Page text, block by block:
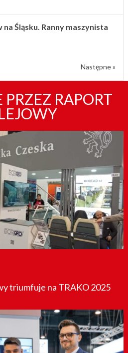
Śląsku. Ranny maszynista
Następne »
PRZEZ RAPORT
triumfuje na TRAKO 2025